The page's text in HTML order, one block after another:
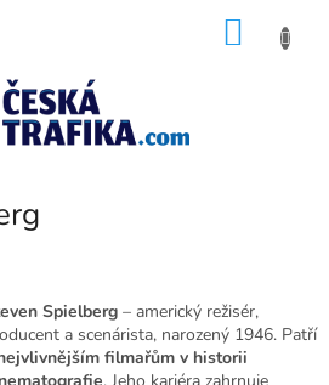
Spielberg – americký režisér,
a scenárista, narozený 1946. Patří
filmařům v historii